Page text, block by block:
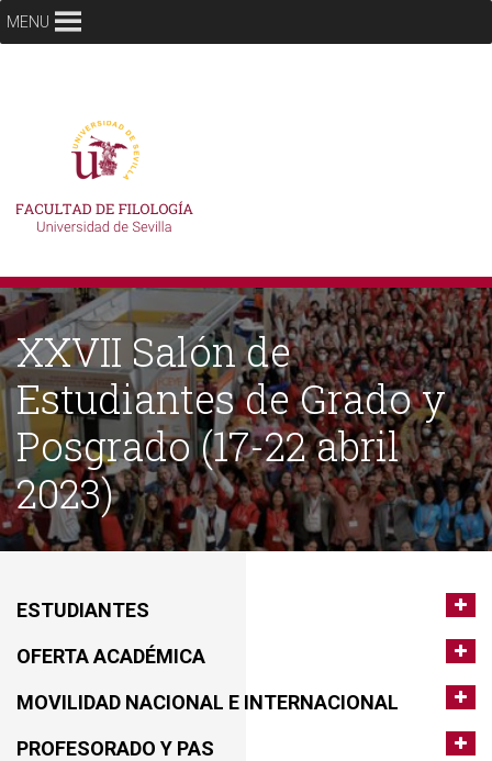
MENU
XXVII Salón de
Estudiantes de Grado y
Posgrado (17-22 abril
2023)
ESTUDIANTES
OFERTA ACADÉMICA
MOVILIDAD NACIONAL E INTERNACIONAL
PROFESORADO Y PAS